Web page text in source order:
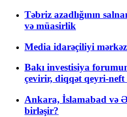
Təbriz azadlığının
və müasirlik
Media idarəçiliyi
Bakı investisiya
çevirir, diqqət qeyri-
Ankara, İslamabad və
birləşir?